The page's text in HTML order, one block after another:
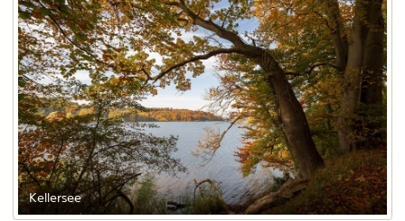
Kellersee